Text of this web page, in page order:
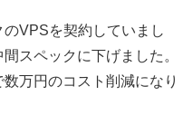
VPSを契約していまし
スペックに下げました。
万円のコスト削減になり